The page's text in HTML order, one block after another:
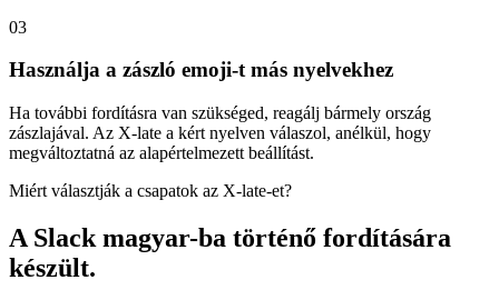
03
Használja a zászló emoji-t más nyelvekhez
Ha további fordításra van szükséged, reagálj bármely ország
zászlajával. Az X-late a kért nyelven válaszol, anélkül, hogy
megváltoztatná az alapértelmezett beállítást.
Miért választják a csapatok az X-late-et?
A Slack magyar-ba történő fordítására
készült.